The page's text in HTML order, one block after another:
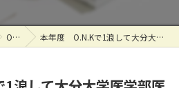
ONK掲示板 本年度 O.N.Kで1浪して大分大学医学部医学科および福岡大学医学部医学科に合格した生徒のメッセージ